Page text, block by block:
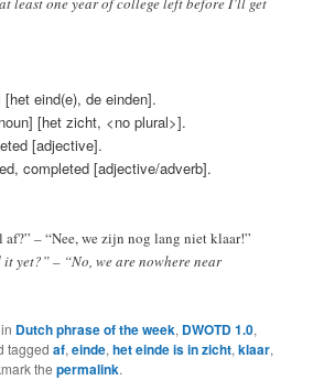
eind(e), de einden].
[het zicht, <no plural>].
[adjective].
completed [adjective/adverb].
– “Nee, we zijn nog lang niet klaar!”
yet?” – “No, we are nowhere near
Dutch phrase of the week, DWOTD 1.0,
taggedaf,einde,het einde is in zicht,klaar,
thepermalink.